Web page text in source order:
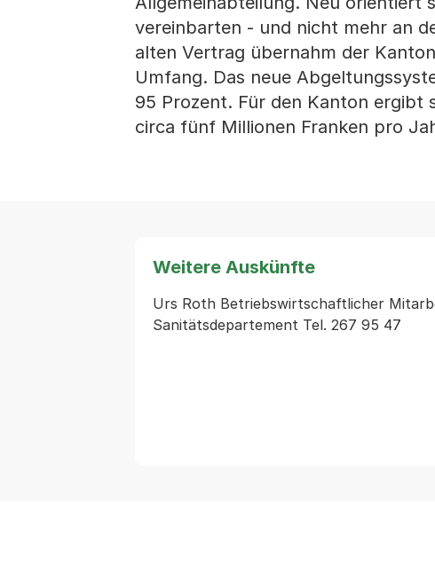
vereinbarten - und nicht mehr an
alten Vertrag übernahm der
Umfang. Das neue
95 Prozent. Für den Kanton ergibt
circa fünf Millionen Franken pro
Weitere Auskünfte
Urs Roth Betriebswirtschaftlicher